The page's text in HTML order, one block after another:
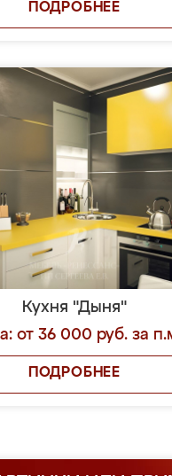
ПОДРОБНЕЕ
Кухня "Дыня"
от 36 000 руб. за
ПОДРОБНЕЕ